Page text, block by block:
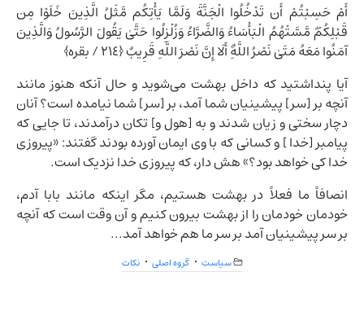
أَمْ حَسِبْتُمْ أَن تَدْخُلُوا الْجَنَّةَ وَلَمَّا يَأْتِكُم مَّثَلُ الَّذِينَ خَلَوْا مِن
قَبْلِكُم‌ۖ مَّسَّتْهُمُ الْبَأْسَاءُ وَالضَّرَّاءُ وَزُلْزِلُوا حَتَّىٰ يَقُولَ الرَّسُولُ وَالَّذِينَ
آمَنُوا مَعَهُ مَتَىٰ نَصْرُ اللَّهِ‌ۗ أَلَا إِنَّ نَصْرَ اللَّهِ قَرِيبٌ ‎﴿٢١٤ / بقره﴾
آیا پنداشتید که داخل بهشت مى‌شوید و حال آنکه هنوز مانند
آنچه بر [سر] پیشینیان شما آمد، بر [سر] شما نیامده است؟ آنان
دچار سختى و زیان شدند و به [هول و] تکان درآمدند، تا جایى که
پیامبر [خدا ] و کسانى که با وى ایمان آورده بودند گفتند: «پیروزى
خدا کى خواهد بود؟» هش دار، که پیروزى خدا نزدیک است.
انصافاً ما فعلاً در بهشت هستیم، مگر اینکه مانند بابا آدم،
خودمان خودمان را از بهشت بیرون کنیم و آن وقت است که آنچه
بر سر پیشینیان آمد بر سر ما هم خواهد آمد...
سیاست گروه اصلی نکات